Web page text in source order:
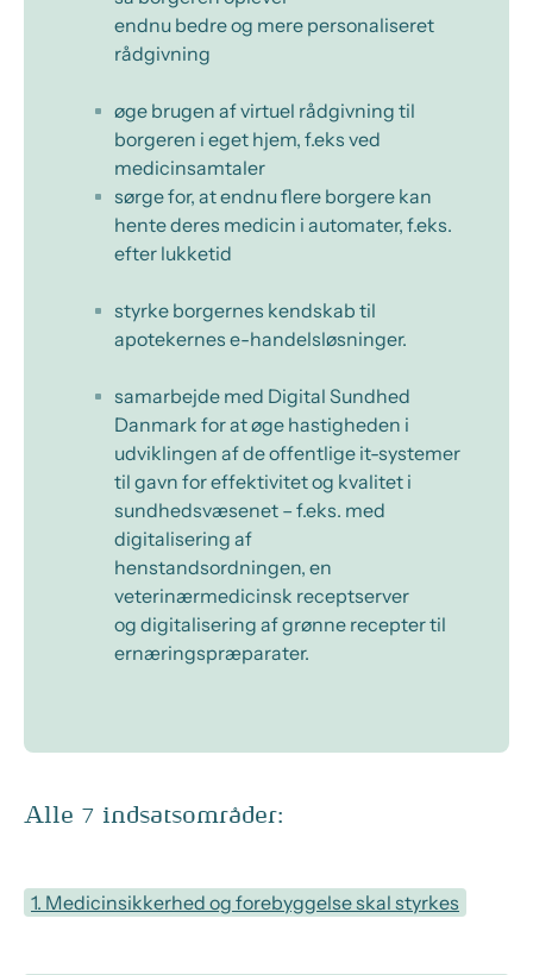
endnu bedre og mere personaliseret
rådgivning
øge brugen af virtuel rådgivning til
borgeren i eget hjem, f.eks ved
medicinsamtaler
sørge for, at endnu flere borgere kan
hente deres medicin i automater, f.eks.
efter lukketid
styrke borgernes kendskab til
apotekernes e-handelsløsninger.
samarbejde med Digital Sundhed
Danmark for at øge hastigheden i
udviklingen af de offentlige it-systemer
til gavn for effektivitet og kvalitet i
sundhedsvæsenet – f.eks. med
digitalisering af
henstandsordningen, en
veterinærmedicinsk receptserver
og digitalisering af grønne recepter til
ernæringspræparater.
Alle 7 indsatsområder:
1. Medicinsikkerhed og forebyggelse skal styrkes